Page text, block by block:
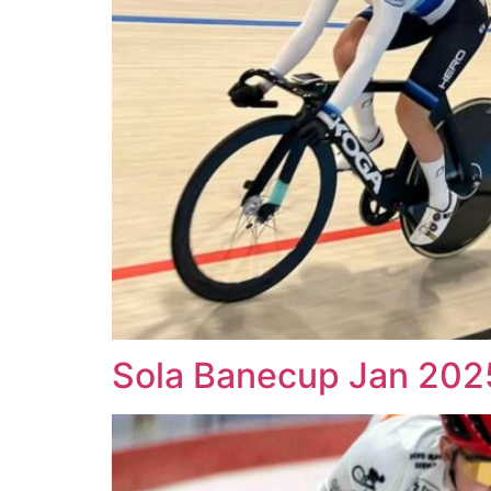
Sola Banecup Jan